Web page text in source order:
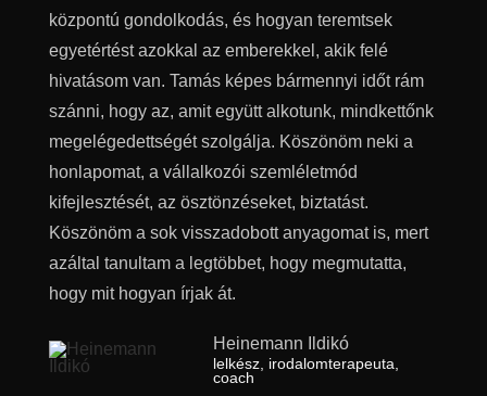
központú gondolkodás, és hogyan teremtsek
egyetértést azokkal az emberekkel, akik felé
hivatásom van. Tamás képes bármennyi időt rám
szánni, hogy az, amit együtt alkotunk, mindkettőnk
megelégedettségét szolgálja. Köszönöm neki a
honlapomat, a vállalkozói szemléletmód
kifejlesztését, az ösztönzéseket, biztatást.
Köszönöm a sok visszadobott anyagomat is, mert
azáltal tanultam a legtöbbet, hogy megmutatta,
hogy mit hogyan írjak át.
Heinemann Ildikó
lelkész, irodalomterapeuta,
coach